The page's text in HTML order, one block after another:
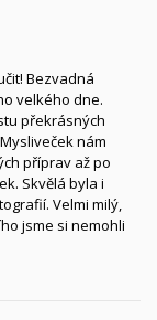
Bezvadná
velkého dne.
překrásných
nám
příprav až po
Skvělá byla i
Velmi milý,
jsme si nemohli